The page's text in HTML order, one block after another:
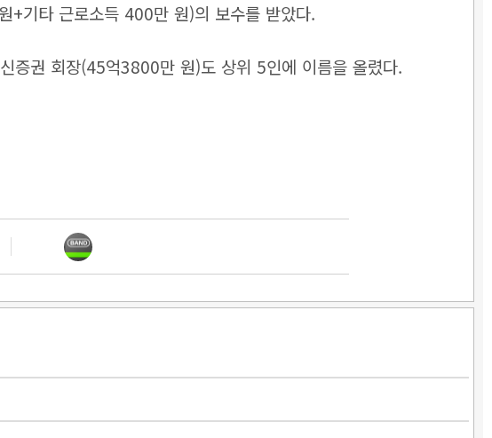
기타 근로소득 400만 원)의 보수를 받았다.
증권 회장(45억3800만 원)도 상위 5인에 이름을 올렸다.